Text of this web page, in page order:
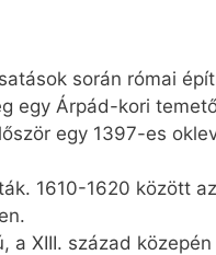
során római
egy Árpád-kori
egy 1397-es
1610-1620 között
a XIII. század